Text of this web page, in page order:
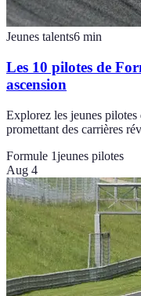
Jeunes talents6 min
Les 10 pilotes de
ascension
Explorez les jeunes
promettant des carrières
Formule 1jeunes pilotes
Aug 4